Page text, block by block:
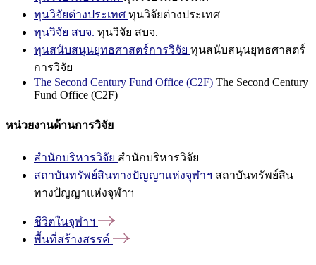
ทุนวิจัยต่างประเทศ ทุนวิจัยต่างประเทศ
ทุนวิจัย สบจ. ทุนวิจัย สบจ.
ทุนสนับสนุนยุทธศาสตร์การวิจัย ทุนสนับสนุนยุทธศาสตร์
การวิจัย
The Second Century Fund Office (C2F) The Second Century
Fund Office (C2F)
หน่วยงานด้านการวิจัย
สำนักบริหารวิจัย สำนักบริหารวิจัย
สถาบันทรัพย์สินทางปัญญาแห่งจุฬาฯ สถาบันทรัพย์สิน
ทางปัญญาแห่งจุฬาฯ
ชีวิตในจุฬาฯ
พื้นที่สร้างสรรค์